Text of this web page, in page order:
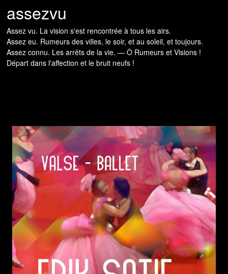
assezvu
Assez vu. La vision s'est rencontrée à tous les airs.
Assez eu. Rumeurs des villes, le soir, et au soleil, et toujours.
Assez connu. Les arrêts de la vie. — Ô Rumeurs et Visions !
Départ dans l'affection et le bruit neufs !